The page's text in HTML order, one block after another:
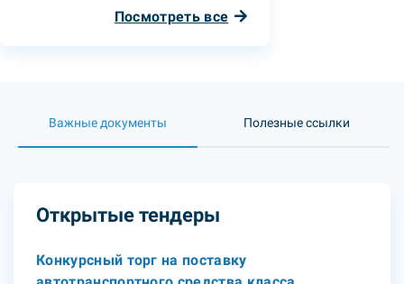
Посмотреть все
Важные документы Полезные ссылки
Открытые тендеры
Конкурсный торг на поставку